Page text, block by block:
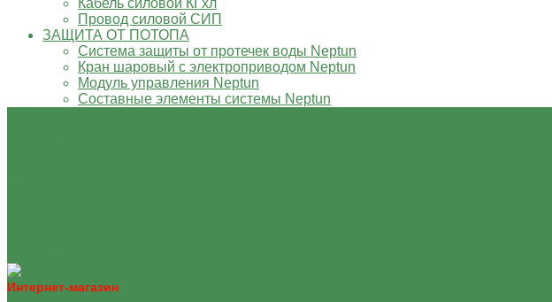
Кабель силовой КГхл
Провод силовой СИП
ЗАЩИТА ОТ ПОТОПА
Система защиты от протечек воды Neptun
Кран шаровый с электроприводом Neptun
Модуль управления Neptun
Составные элементы системы Neptun
Интернет-магазин